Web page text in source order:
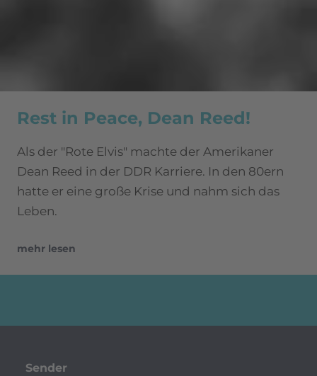
Rest in Peace, Dean Reed!
Als der "Rote Elvis" machte der Amerikaner
Dean Reed in der DDR Karriere. In den 80ern
hatte er eine große Krise und nahm sich das
Leben.
mehr lesen
Sender